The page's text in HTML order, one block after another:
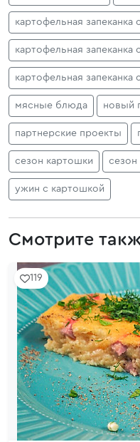
картофельная запеканка
картофельная
картофельная запеканка
мясные блюда новый
партнерские проекты
сезон картошки
ужин с картошкой
Смотрите
119